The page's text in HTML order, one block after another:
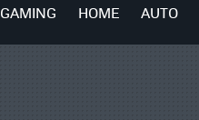
GAMING HOME AUTO